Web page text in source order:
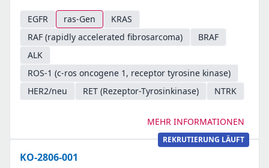
EGFR ras-Gen
KRAS
RAF (rapidly accelerated fibrosarcoma)
BRAF
ALK
ROS-1 (c-ros oncogene 1, receptor tyrosine kinase)
HER2/neu
RET (Rezeptor-Tyrosinkinase) NTRK
MEHR INFORMATIONEN
REKRUTIERUNG LÄUFT
KO-2806-001